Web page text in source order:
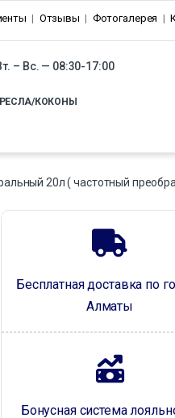
Отзывы Фотогалерея
– Вс. — 08:30-17:00
КОКОНЫ
20л ( частотный
Бесплатная доставка по
Алматы
Бонусная система